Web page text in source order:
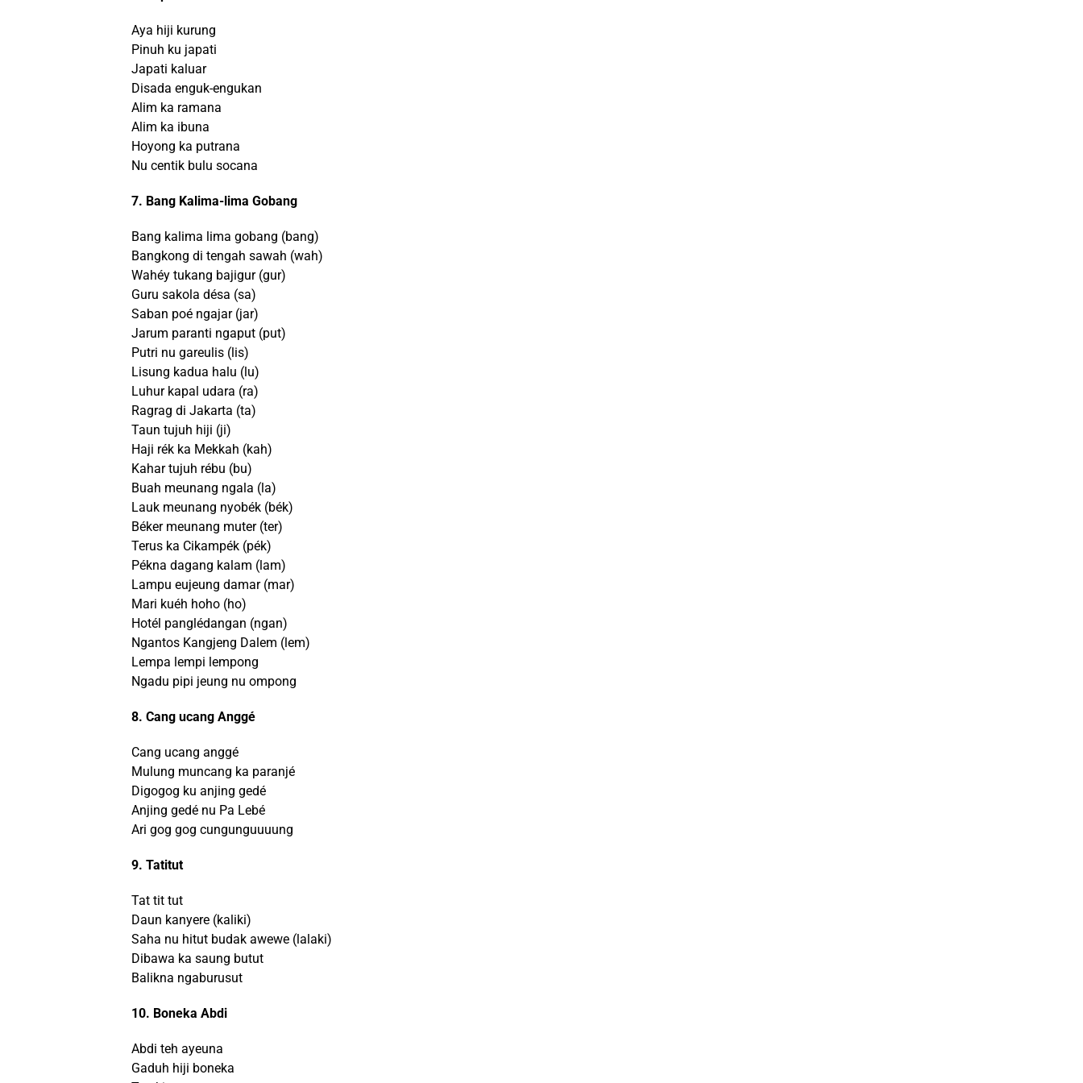
Aya hiji kurung
Pinuh ku japati
Japati kaluar
Disada enguk-engukan
Alim ka ramana
Alim ka ibuna
Hoyong ka putrana
Nu centik bulu socana
7. Bang Kalima-lima Gobang
Bang kalima lima gobang (bang)
Bangkong di tengah sawah (wah)
Wahéy tukang bajigur (gur)
Guru sakola désa (sa)
Saban poé ngajar (jar)
Jarum paranti ngaput (put)
Putri nu gareulis (lis)
Lisung kadua halu (lu)
Luhur kapal udara (ra)
Ragrag di Jakarta (ta)
Taun tujuh hiji (ji)
Haji rék ka Mekkah (kah)
Kahar tujuh rébu (bu)
Buah meunang ngala (la)
Lauk meunang nyobék (bék)
Béker meunang muter (ter)
Terus ka Cikampék (pék)
Pékna dagang kalam (lam)
Lampu eujeung damar (mar)
Mari kuéh hoho (ho)
Hotél panglédangan (ngan)
Ngantos Kangjeng Dalem (lem)
Lempa lempi lempong
Ngadu pipi jeung nu ompong
8. Cang ucang Anggé
Cang ucang anggé
Mulung muncang ka paranjé
Digogog ku anjing gedé
Anjing gedé nu Pa Lebé
Ari gog gog cungunguuuung
9. Tatitut
Tat tit tut
Daun kanyere (kaliki)
Saha nu hitut budak awewe (lalaki)
Dibawa ka saung butut
Balikna ngaburusut
10. Boneka Abdi
Abdi teh ayeuna
Gaduh hiji boneka